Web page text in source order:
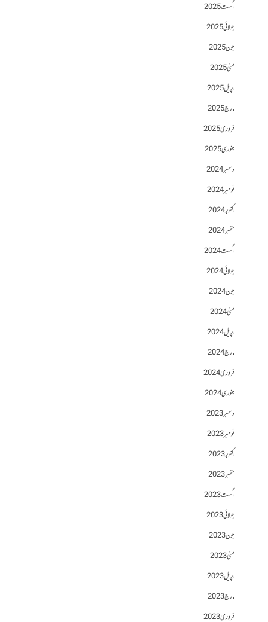
اگست 2025
جولائی 2025
جون 2025
مئی 2025
اپریل 2025
مارچ 2025
فروری 2025
جنوری 2025
دسمبر 2024
نومبر 2024
اکتوبر 2024
ستمبر 2024
اگست 2024
جولائی 2024
جون 2024
مئی 2024
اپریل 2024
مارچ 2024
فروری 2024
جنوری 2024
دسمبر 2023
نومبر 2023
اکتوبر 2023
ستمبر 2023
اگست 2023
جولائی 2023
جون 2023
مئی 2023
اپریل 2023
مارچ 2023
فروری 2023